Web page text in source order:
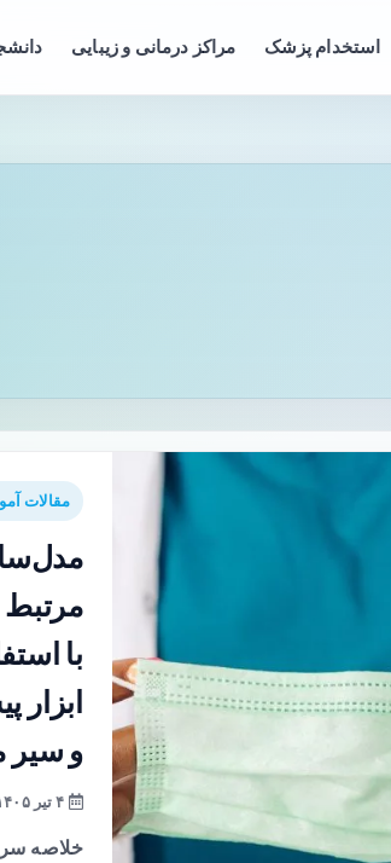
استخدام پزشک مراکز درمانی و زیبایی
مقالات
ابزار
و سیر
خلاصه